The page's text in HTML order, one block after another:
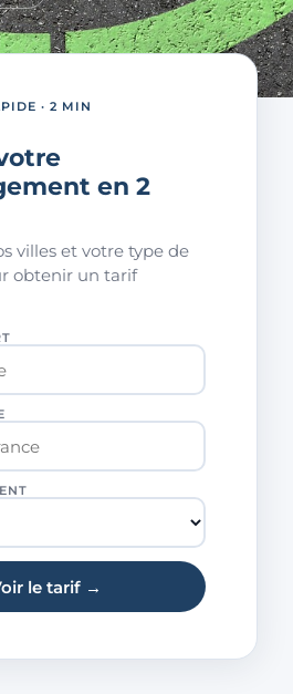
· 2 MIN
en 2
villes et votre type de
obtenir un tarif
le tarif →